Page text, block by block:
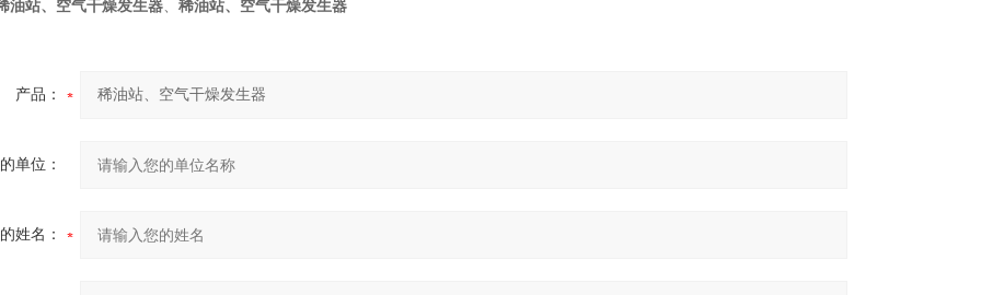
油站、空气干燥发生器、 稀油站、空气干燥发生器
产品：
单位：
姓名：